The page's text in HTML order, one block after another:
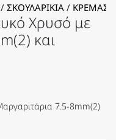
/ ΣΚΟΥΛΑΡΊΚΙΑ /
Χρυσό με
και
7.5-8mm(2)